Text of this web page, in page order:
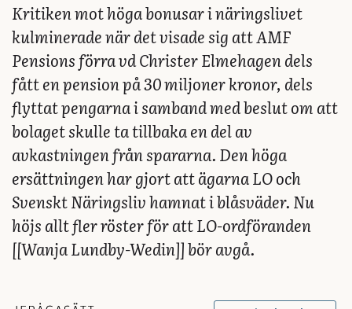
Kritiken mot höga bonusar i näringslivet
kulminerade när det visade sig att AMF
Pensions förra vd Christer Elmehagen dels
fått en pension på 30 miljoner kronor, dels
flyttat pengarna i samband med beslut om att
bolaget skulle ta tillbaka en del av
avkastningen från spararna. Den höga
ersättningen har gjort att ägarna LO och
Svenskt Näringsliv hamnat i blåsväder. Nu
höjs allt fler röster för att LO-ordföranden
[[Wanja Lundby-Wedin]] bör avgå.